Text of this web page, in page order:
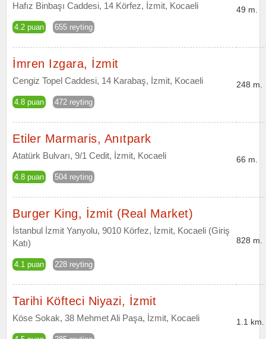
Hafız Binbaşı Caddesi, 14 Körfez, İzmit, Kocaeli
4.2 puan 655 reyting
49 m.
İmren Izgara, İzmit
Cengiz Topel Caddesi, 14 Karabaş, İzmit, Kocaeli
4.8 puan 472 reyting
248 m.
Etiler Marmaris, Anıtpark
Atatürk Bulvarı, 9/1 Cedit, İzmit, Kocaeli
4.8 puan 504 reyting
66 m.
Burger King, İzmit (Real Market)
İstanbul İzmit Yanyolu, 9010 Körfez, İzmit, Kocaeli (Giriş
Katı)
4.1 puan 228 reyting
828 m.
Tarihi Köfteci Niyazi, İzmit
Köse Sokak, 38 Mehmet Ali Paşa, İzmit, Kocaeli 1.1 km.